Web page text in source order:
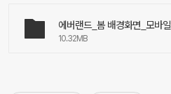
에버랜드_봄 배경화면_모바
10.32MB